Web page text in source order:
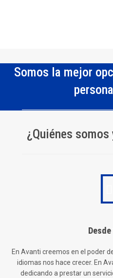
Somos la mejor
¿Quiénes somos
En Avanti creemos en el poder
idiomas nos hace crecer. En
dedicando a prestar un